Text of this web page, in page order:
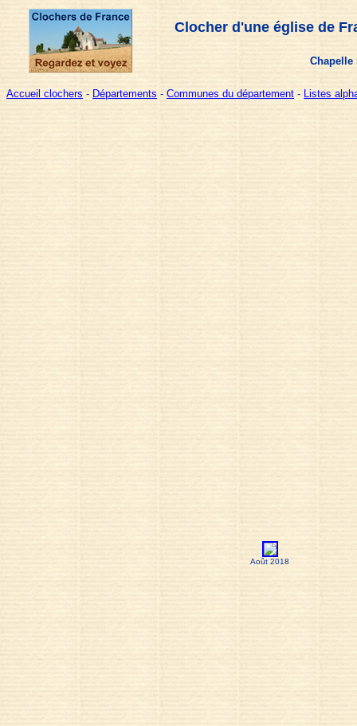
Clocher d'une église de
Chapelle
Accueil clochers - Départements - Communes du département - Listes
Août 2018